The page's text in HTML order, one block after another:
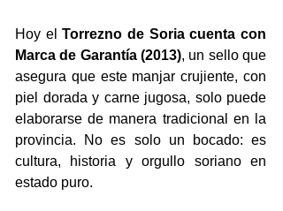
Hoy el Torrezno de Soria cuenta con
Marca de Garantía (2013), un sello que
asegura que este manjar crujiente, con
piel dorada y carne jugosa, solo puede
elaborarse de manera tradicional en la
provincia. No es solo un bocado: es
cultura, historia y orgullo soriano en
estado puro.